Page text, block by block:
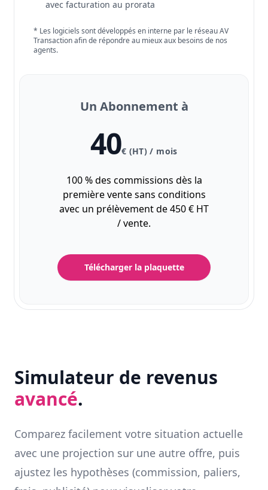
avec facturation au prorata
* Les logiciels sont développés en interne par le réseau AV
Transaction afin de répondre au mieux aux besoins de nos
agents.
Un Abonnement à
40€ (HT) / mois
100 % des commissions dès la
première vente sans conditions
avec un prélèvement de 450 € HT
/ vente.
Télécharger la plaquette
Simulateur de revenus
avancé.
Comparez facilement votre situation actuelle
avec une projection sur une autre offre, puis
ajustez les hypothèses (commission, paliers,